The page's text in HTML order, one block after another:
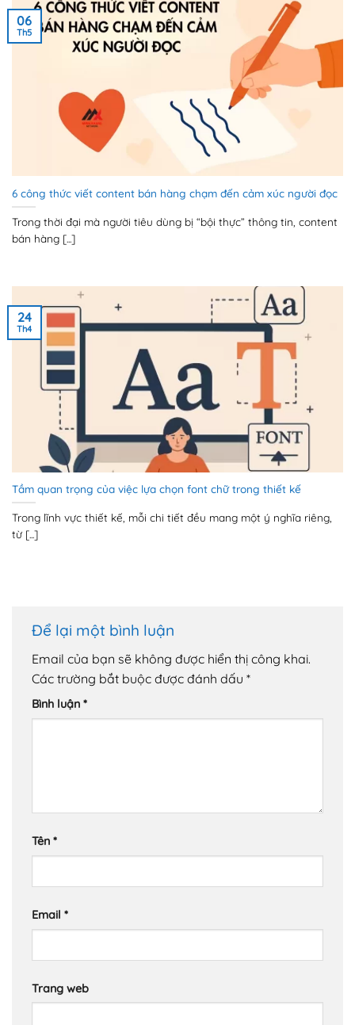
6 công thức viết content bán hàng chạm đến cảm xúc người đọc
Trong thời đại mà người tiêu dùng bị “bội thực” thông tin, content
bán hàng [...]
06
Th5
Tầm quan trọng của việc lựa chọn font chữ trong thiết kế
Trong lĩnh vực thiết kế, mỗi chi tiết đều mang một ý nghĩa riêng,
từ [...]
24
Th4
Để lại một bình luận
Email của bạn sẽ không được hiển thị công khai.
Các trường bắt buộc được đánh dấu *
Bình luận *
Tên *
Email *
Trang web